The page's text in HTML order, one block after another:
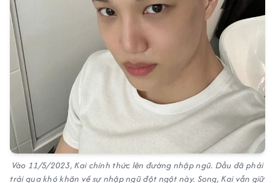
Vào 11/5/2023, Kai chính thức lên đường nhập ngũ. Dẫu đã phải
trải qua khó khăn về sự nhập ngũ đột ngột này. Song, Kai vẫn giữ